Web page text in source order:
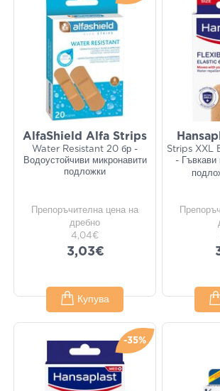
AlfaShield Alfa Strips
Water Resistant 20 бр -
Водоустойчиви микронавити
подложки
Препоръчителна цена на
дребно
4,04€
3,03€
Купува
Strips XXL
- Гъвкави
-35%